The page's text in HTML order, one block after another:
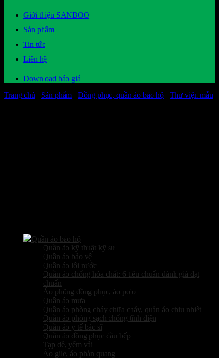
Giới thiệu SANBOO
Sản phẩm
Tin tức
Liên hệ
Download báo giá
Trang chủ
Sản phẩm Đồng phục, quần áo bảo hộ Thư viện mẫu
Quần áo bảo hộ
Quần áo kỹ thuật kỹ sư
Quần áo bảo vệ
Quần áo lội nước
Quần áo chống hóa chất: 6 tiêu chuẩn đánh giá đạt
chuẩn
Áo phông đồng phục, áo polo
Quần áo mưa
Quần áo phòng cháy chữa cháy, quần áo chịu nhiệt
Quần áo phòng sạch chống tĩnh điện
Quần áo y tế bác sĩ
Quần áo đồng phục đầu bếp
Tạp dề, yếm vải
Áo gile, áo phản quang